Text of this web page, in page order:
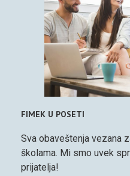
FIMEK U POSETI
Sva obaveštenja vezana
školama. Mi smo uvek
prijatelja!